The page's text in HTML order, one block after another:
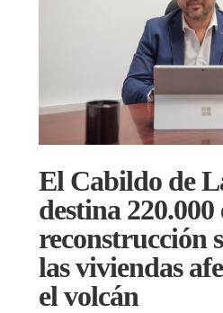
El Cabildo de
destina 220.000
reconstrucción
las viviendas
el volcán